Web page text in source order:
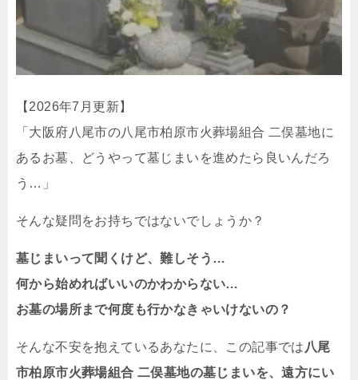
【2026年7月更新】
「大阪府八尾市の八尾市柏原市火葬場組合 二俣墓地に
あるお墓、どうやって墓じまいを進めたら良いんだろ
う…」
そんな疑問をお持ちではないでしょうか？
墓じまいって聞くけど、難しそう…
何から始めればいいのかわからない…
お墓の場所まで何度も行かなきゃいけないの？
そんな不安を抱えているあなたに、この記事では 八尾
市柏原市火葬場組合 二俣墓地の墓じまいを、遠方にい